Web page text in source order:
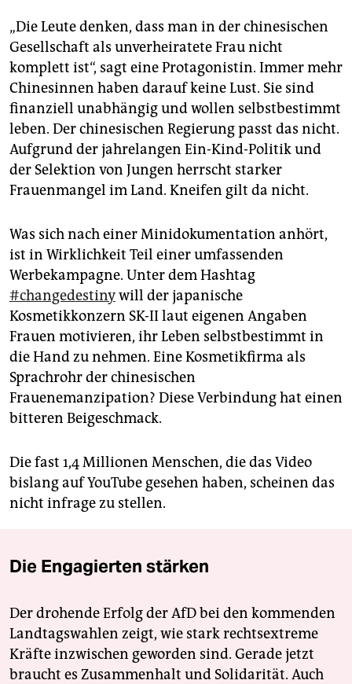
„Die Leute denken, dass man in der chinesischen
Gesellschaft als unverheiratete Frau nicht
komplett ist“, sagt eine Protagonistin. Immer mehr
Chinesinnen haben darauf keine Lust. Sie sind
finanziell unabhängig und wollen selbstbestimmt
leben. Der chinesischen Regierung passt das nicht.
Aufgrund der jahrelangen Ein-Kind-Politik und
der Selektion von Jungen herrscht starker
Frauenmangel im Land. Kneifen gilt da nicht.
Was sich nach einer Minidokumentation anhört,
ist in Wirklichkeit Teil einer umfassenden
Werbekampagne. Unter dem Hashtag
#changedestinywill der japanische
Kosmetikkonzern SK-II laut eigenen Angaben
Frauen motivieren, ihr Leben selbstbestimmt in
die Hand zu nehmen. Eine Kosmetikfirma als
Sprachrohr der chinesischen
Frauenemanzipation? Diese Verbindung hat einen
bitteren Beigeschmack.
Die fast 1,4 Millionen Menschen, die das Video
bislang auf YouTube gesehen haben, scheinen das
nicht infrage zu stellen.
Die Engagierten stärken
Der drohende Erfolg der AfD bei den kommenden
Landtagswahlen zeigt, wie stark rechtsextreme
Kräfte inzwischen geworden sind. Gerade jetzt
braucht es Zusammenhalt und Solidarität. Auch